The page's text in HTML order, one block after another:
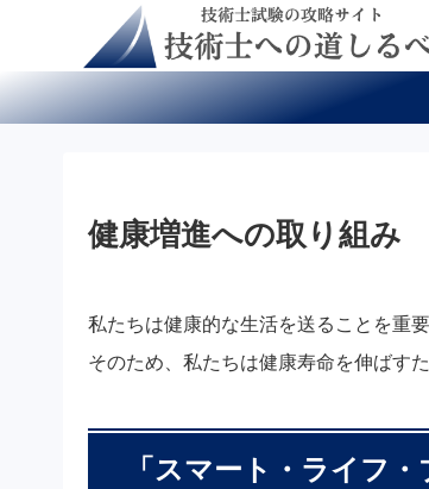
健康増進への取り組み
私たちは健康的な生活を送ることを重
そのため、私たちは健康寿命を伸ばす
「スマート・ライフ